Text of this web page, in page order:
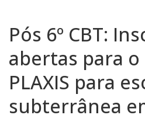
Pós 6º CBT:
abertas para
PLAXIS para
subterrânea